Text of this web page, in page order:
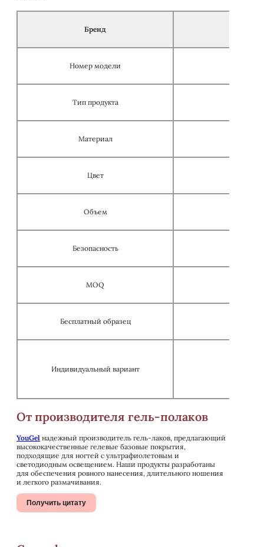
Бренд
Номер модели
Тип продукта
Материал
Цвет
Объем
Безопасность
MOQ
Бесплатный образец
Индивидуальный вариант
От производителя гель-полаков
YouGel надежный производитель гель-лаков, предлагающий
высококачественные гелевые базовые покрытия,
подходящие для ногтей с ультрафиолетовым и
светодиодным освещением. Наши продукты разработаны
для обеспечения ровного нанесения, длительного ношения
и легкого размачивания.
Получить цитату